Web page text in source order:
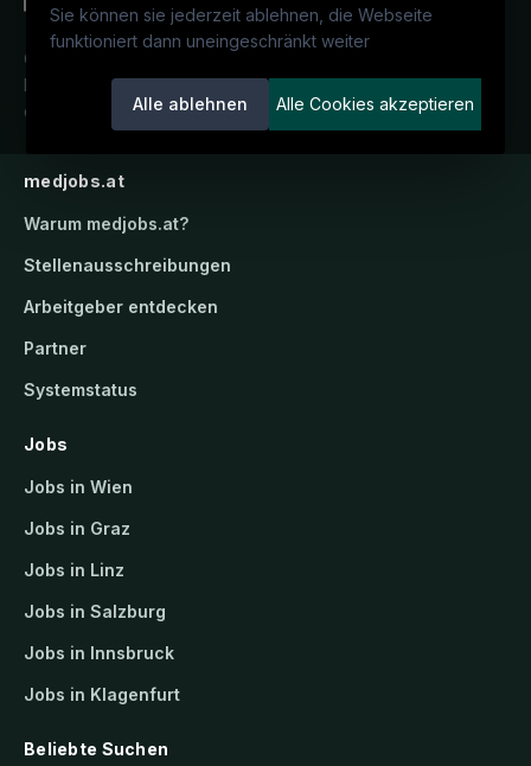
Sie können sie jederzeit ablehnen, die Webseite
funktioniert dann uneingeschränkt weiter
Alle ablehnen Alle Cookies akzeptieren
Österreichs medizinisches
Karriereportal.Ein Service der
candidatis GmbH.
medjobs.at
Warum medjobs.at?
Stellenausschreibungen
Arbeitgeber entdecken
Partner
Systemstatus
Jobs
Jobs in Wien
Jobs in Graz
Jobs in Linz
Jobs in Salzburg
Jobs in Innsbruck
Jobs in Klagenfurt
Beliebte Suchen